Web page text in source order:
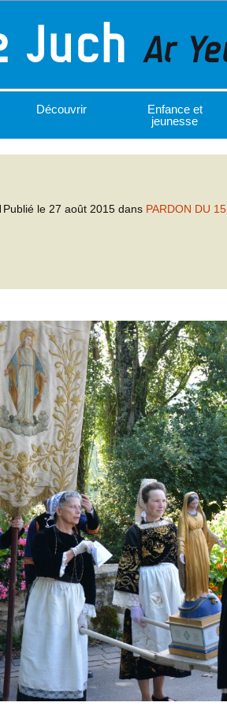
Découvrir
Enfance et
jeunesse
Publié le 27 août 2015 dans PARDON DU